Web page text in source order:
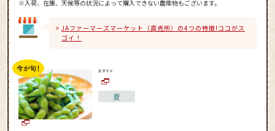
※入荷、在庫、天候等の状況によって購入できない農産物もございます。
JAファーマーズマーケット（直売所）の4つの特徴!ココがス
ゴイ！
エダマメ
夏